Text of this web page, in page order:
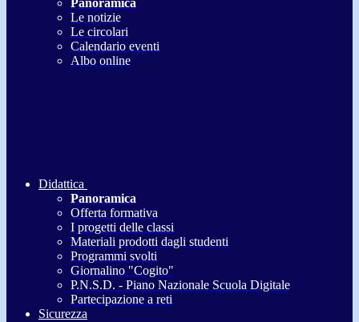
Panoramica
Le notizie
Le circolari
Calendario eventi
Albo online
Didattica
Panoramica
Offerta formativa
I progetti delle classi
Materiali prodotti dagli studenti
Programmi svolti
Giornalino "Cogito"
P.N.S.D. - Piano Nazionale Scuola Digitale
Partecipazione a reti
Sicurezza